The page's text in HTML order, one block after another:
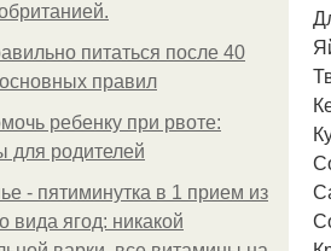
питаться после 40
правил
ребенку при рвоте:
для родителей
- пятиминутка в 1 прием из
вида ягод: никакой